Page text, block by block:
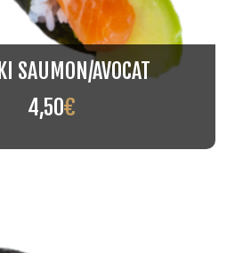
SAUMON/AVOCAT
4,50€